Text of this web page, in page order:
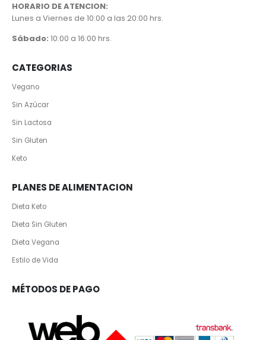
HORARIO DE ATENCION:
Lunes a Viernes de 10:00 a las 20:00 hrs.
Sábado: 10:00 a 16:00 hrs.
CATEGORIAS
Vegano
Sin Azúcar
Sin Lactosa
Sin Gluten
Keto
PLANES DE ALIMENTACION
Dieta Keto
Dieta Sin Gluten
Dieta Vegana
Estilo de Vida
MÉTODOS DE PAGO